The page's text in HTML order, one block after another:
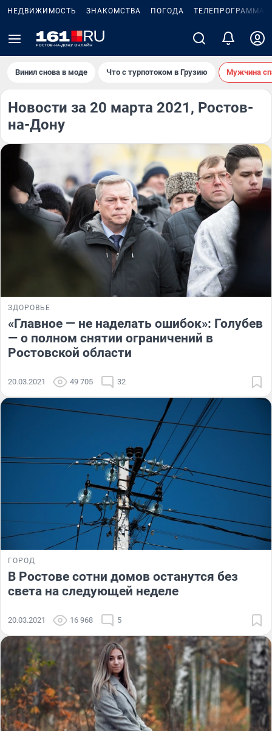
НЕДВИЖИМОСТЬ ЗНАКОМСТВА ПОГОДА ТЕЛЕПРОГРАММА
Винил снова в моде Что с турпотоком в Грузию Мужчина
Новости за 20 марта 2021, Ростов-
на-Дону
ЗДОРОВЬЕ
«Главное — не наделать ошибок»: Голубев
— о полном снятии ограничений в
Ростовской области
20.03.2021 49 705 32
ГОРОД
В Ростове сотни домов останутся без
света на следующей неделе
20.03.2021 16 968 5